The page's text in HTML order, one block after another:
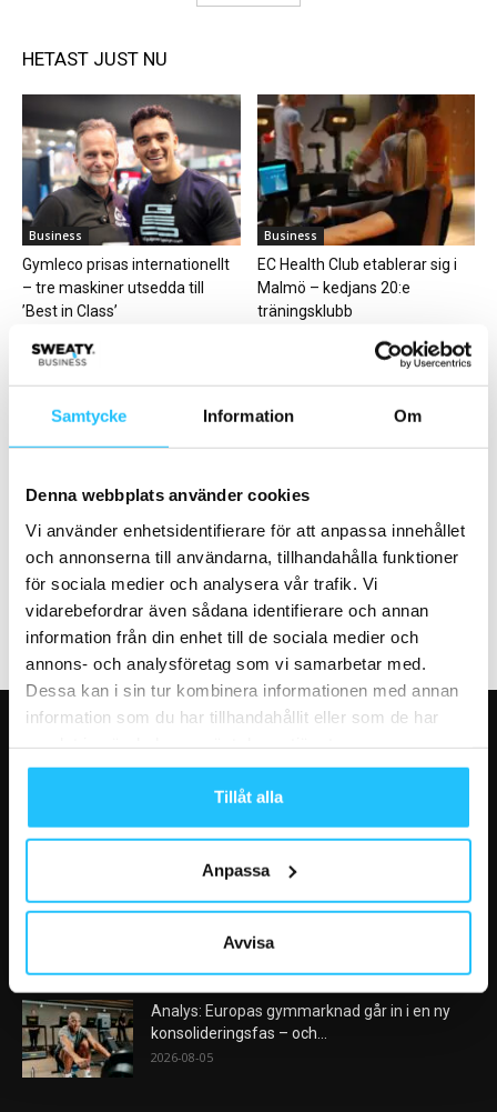
Samtycke Information Om
Denna webbplats använder cookies
Vi använder enhetsidentifierare för att anpassa innehållet
och annonserna till användarna, tillhandahålla funktioner
för sociala medier och analysera vår trafik. Vi
vidarebefordrar även sådana identifierare och annan
information från din enhet till de sociala medier och
annons- och analysföretag som vi samarbetar med.
Dessa kan i sin tur kombinera informationen med annan
information som du har tillhandahållit eller som de har
Tillåt alla
Anpassa
Avvisa
HETAST JUST NU
Business
Gymleco prisas internationellt
– tre maskiner utsedda till
’Best in Class’
Business
EC Health Club etablerar sig i
Malmö – kedjans 20:e
träningsklubb
Digitalt
och Factory Fitness har börjat
bra
Business
till SoulCycle
VÅRA FAVORITER
Nike satsar på hybridträning när Hyrox formar
2026-08-07
AI kommer aldrig kunna ersätta en frukost
Analys: Europas gymmarknad går in i en ny
konsolideringsfas – och...
2026-08-05